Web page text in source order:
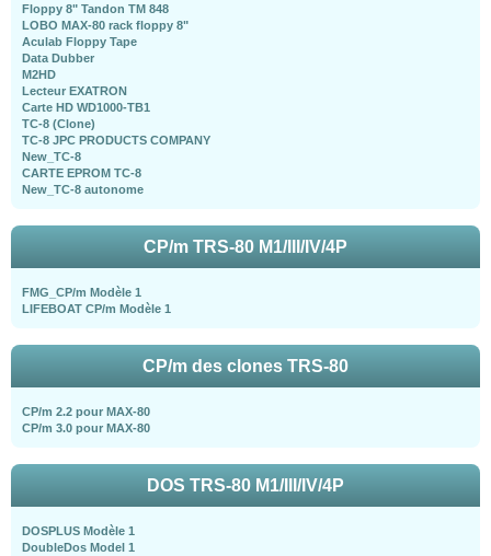
Floppy 8" Tandon TM 848
LOBO MAX-80 rack floppy 8"
Aculab Floppy Tape
Data Dubber
M2HD
Lecteur EXATRON
Carte HD WD1000-TB1
TC-8 (Clone)
TC-8 JPC PRODUCTS COMPANY
New_TC-8
CARTE EPROM TC-8
New_TC-8 autonome
CP/m TRS-80 M1/III/IV/4P
FMG_CP/m Modèle 1
LIFEBOAT CP/m Modèle 1
CP/m des clones TRS-80
CP/m 2.2 pour MAX-80
CP/m 3.0 pour MAX-80
DOS TRS-80 M1/III/IV/4P
DOSPLUS Modèle 1
DoubleDos Model 1